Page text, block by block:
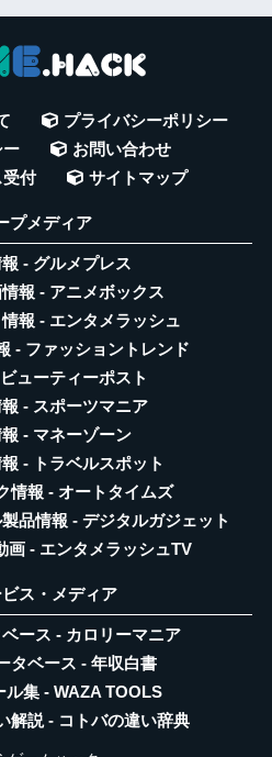
プライバシーポリシー
お問い合わせ
付
サイトマップ
プメディア
- グルメプレス
報 - アニメボックス
報 - エンタメラッシュ
- ファッショントレンド
ューティーポスト
- スポーツマニア
- マネーゾーン
- トラベルスポット
情報 - オートタイムズ
品情報 - デジタルガジェット
画 - エンタメラッシュTV
ス・メディア
ース - カロリーマニア
タベース - 年収白書
ル集 - WAZA TOOLS
解説 - コトバの違い辞典